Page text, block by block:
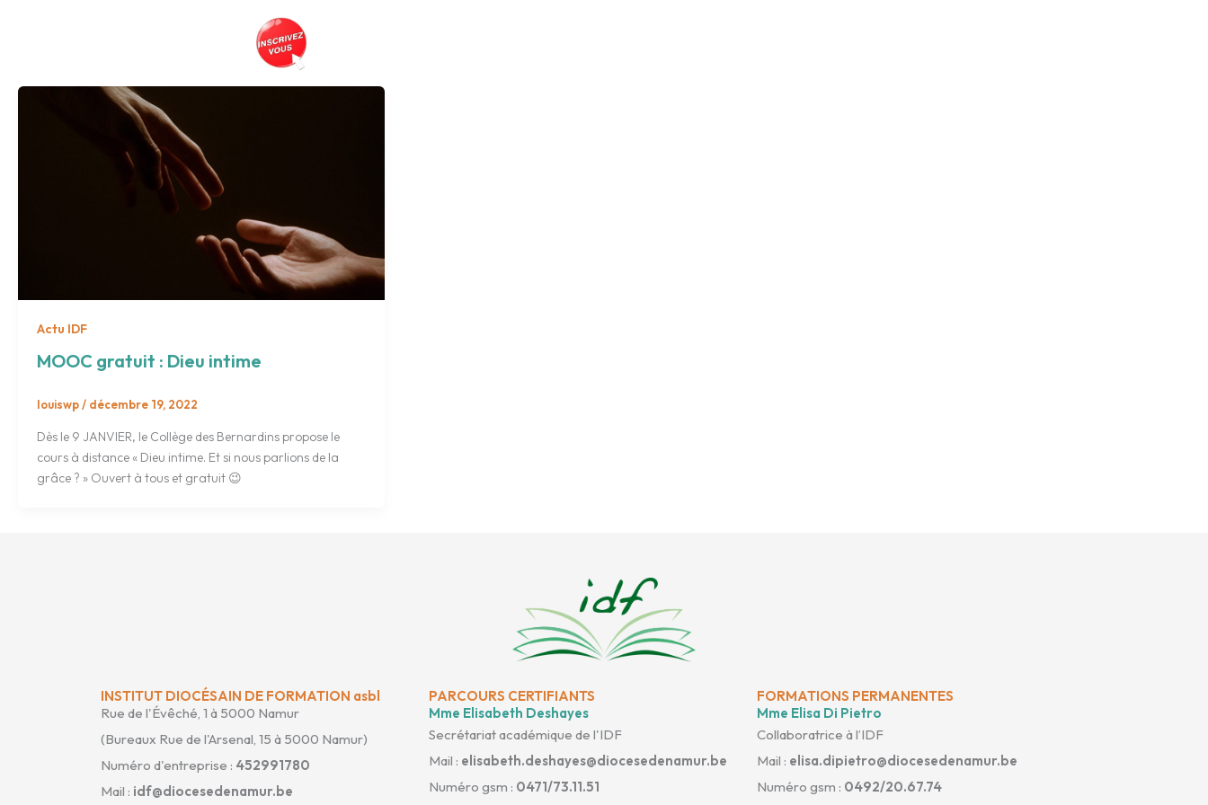
Actu IDF
MOOC gratuit : Dieu intime
louiswp/ décembre 19, 2022
Dès le 9 JANVIER, le Collège des Bernardins propose le
cours à distance « Dieu intime. Et si nous parlions de la
grâce ? » Ouvert à tous et gratuit 😉
INSTITUT DIOCÉSAIN DE FORMATION asbl
Rue de l'Évêché, 1 à 5000 Namur
(Bureaux Rue de l'Arsenal, 15 à 5000 Namur)
Numéro d'entreprise : 452991780
Mail : idf@diocesedenamur.be
PARCOURS CERTIFIANTS
Mme Elisabeth Deshayes
Secrétariat académique de l'IDF
Mail : elisabeth.deshayes@diocesedenamur.be
Numéro gsm : 0471/73.11.51
FORMATIONS PERMANENTES
Mme Elisa Di Pietro
Collaboratrice à l’IDF
Mail : elisa.dipietro@diocesedenamur.be
Numéro gsm : 0492/20.67.74